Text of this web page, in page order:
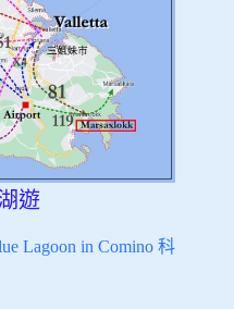
遊
Lagoon in Comino 科